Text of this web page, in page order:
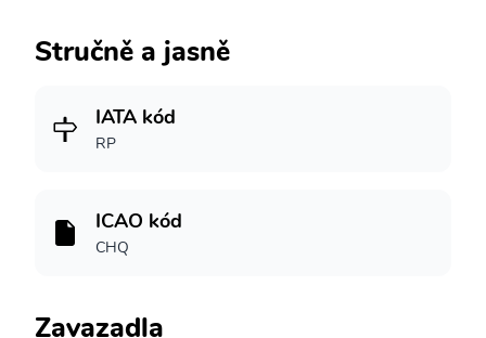
Stručně a jasně
IATA kód
RP
ICAO kód
CHQ
Zavazadla